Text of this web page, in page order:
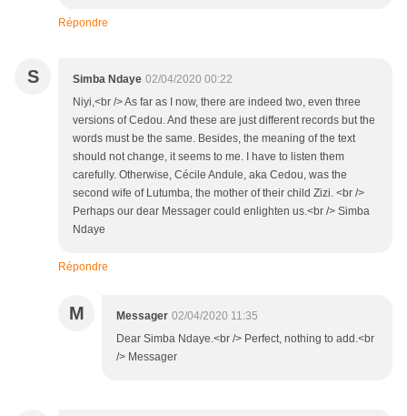
Répondre
S Simba Ndaye 02/04/2020 00:22
Niyi,<br /> As far as I now, there are indeed two, even three
versions of Cedou. And these are just different records but the
words must be the same. Besides, the meaning of the text
should not change, it seems to me. I have to listen them
carefully. Otherwise, Cécile Andule, aka Cedou, was the
second wife of Lutumba, the mother of their child Zizi. <br />
Perhaps our dear Messager could enlighten us.<br /> Simba
Ndaye
Répondre
M Messager 02/04/2020 11:35
Dear Simba Ndaye.<br /> Perfect, nothing to add.<br
/> Messager